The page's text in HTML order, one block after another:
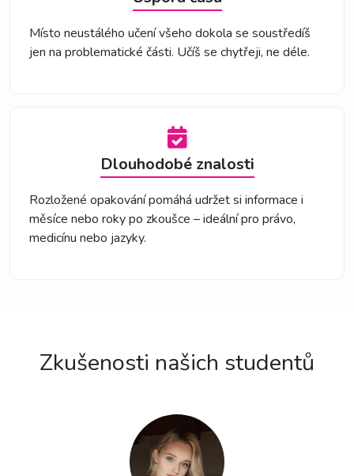
Místo neustálého učení všeho dokola se soustředíš
jen na problematické části. Učíš se chytřeji, ne déle.
Dlouhodobé znalosti
Rozložené opakování pomáhá udržet si informace i
měsíce nebo roky po zkoušce – ideální pro právo,
medicínu nebo jazyky.
Zkušenosti našich studentů